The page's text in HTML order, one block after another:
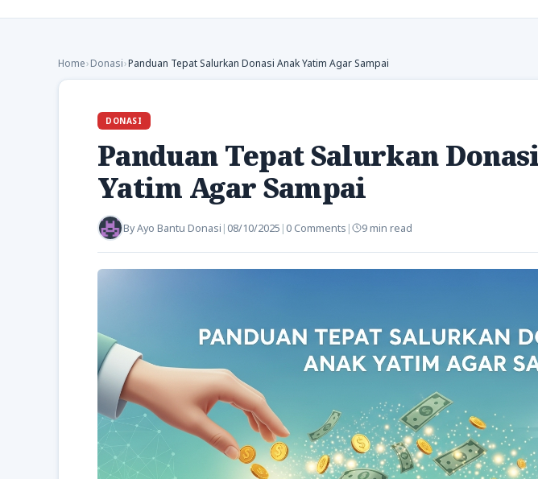
Home›Donasi›Panduan Tepat Salurkan Donasi Anak Yatim Agar Sampai
DONASI
Panduan Tepat Salurkan
Yatim Agar Sampai
ByAyo Bantu Donasi | 08/10/2025 | 0 Comments | 9 min read